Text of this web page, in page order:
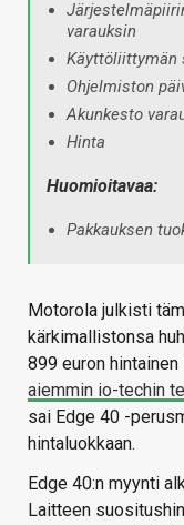
varauksin
Käyttöliittymän
Ohjelmiston
Akunkesto
Hinta
Huomioitavaa:
Pakkauksen
Motorola julkisti
kärkimallistonsa
899 euron
aiemmin io-techin
sai Edge 40 -
hintaluokkaan.
Edge 40:n myynti
Laitteen